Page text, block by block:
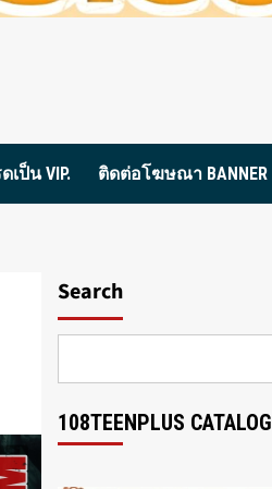
ป็น VIP. ติดต่อโฆษณา BANNER
Search
108TEENPLUS CATALOG